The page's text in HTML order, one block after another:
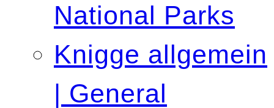
National Parks
Knigge allgemein
| General